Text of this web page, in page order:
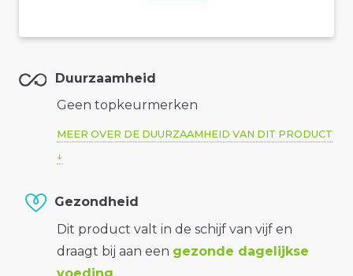
Duurzaamheid
Geen topkeurmerken
MEER OVER DE DUURZAAMHEID VAN DIT PRODUCT
Gezondheid
Dit product valt in de schijf van vijf en
draagt bij aan een gezonde dagelijkse